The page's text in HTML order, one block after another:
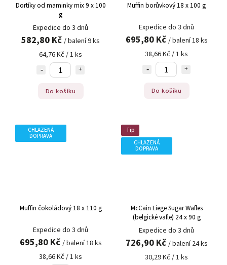
Dortíky od maminky mix 9 x 100
g
Expedice do 3 dnů
582,80 Kč / balení 9 ks
64,76 Kč / 1 ks
Do košíku
Muffin borůvkový 18 x 100 g
Expedice do 3 dnů
695,80 Kč / balení 18 ks
38,66 Kč / 1 ks
Do košíku
CHLAZENÁ
DOPRAVA
Muffin čokoládový 18 x 110 g
Expedice do 3 dnů
695,80 Kč / balení 18 ks
38,66 Kč / 1 ks
Tip
CHLAZENÁ
DOPRAVA
McCain Liege Sugar Wafles
(belgické vafle) 24 x 90 g
Expedice do 3 dnů
726,90 Kč / balení 24 ks
30,29 Kč / 1 ks